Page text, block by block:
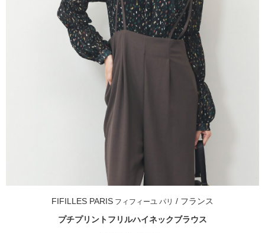
FIFILLES PARIS フィフィーユ パリ / フランス
プチプリントフリルハイネックブラウス